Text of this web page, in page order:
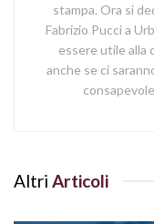
stampa. Ora si
Fabrizio Pucci a
essere utile alla
anche se ci
Altri Articoli